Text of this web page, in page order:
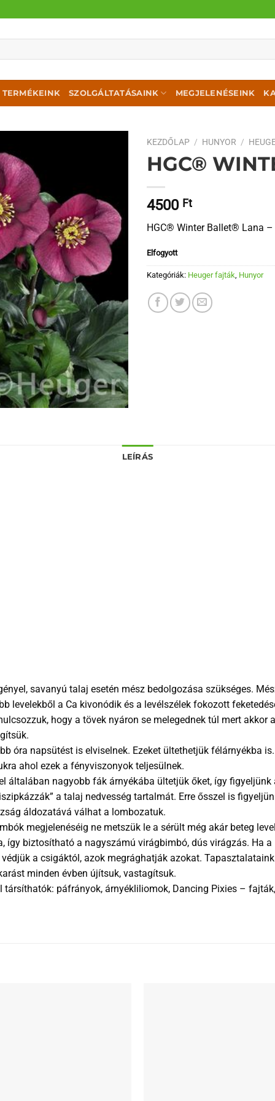
TERMÉKEINK SZOLGÁLTATÁSAINK MEGJELENÉSEINK
KEZDŐLAP / HUNYOR /
HGC®
4500 Ft
HGC® Winter Ballet® Lana –
Elfogyott
Kategóriák: Heuger fajták, Hunyor
LEÍRÁS
savanyú talaj esetén mész bedolgozása szükséges.
levelekből a Ca kivonódik és a levélszélek fokozott
hogy a tövek nyáron se melegednek túl mert akkor
óra napsütést is elviselnek. Ezeket ültethetjük félárnyékba
ahol ezek a fényviszonyok teljesülnek.
általában nagyobb fák árnyékába ültetjük őket, így
a talaj nedvesség tartalmát. Erre ősszel is
áldozatává válhat a lombozatuk.
megjelenéséig ne metszük le a sérült még akár beteg
biztosítható a nagyszámú virágbimbó, dús virágzás. Ha
a csigáktól, azok megrághatják azokat.
minden évben újítsuk, vastagítsuk.
társíthatók: páfrányok, árnyékliliomok, Dancing Pixies –